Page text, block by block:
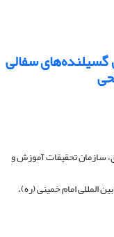
سفالی
سازمان تحقیقات آموزش و
المللی امام خمینی (ره)،